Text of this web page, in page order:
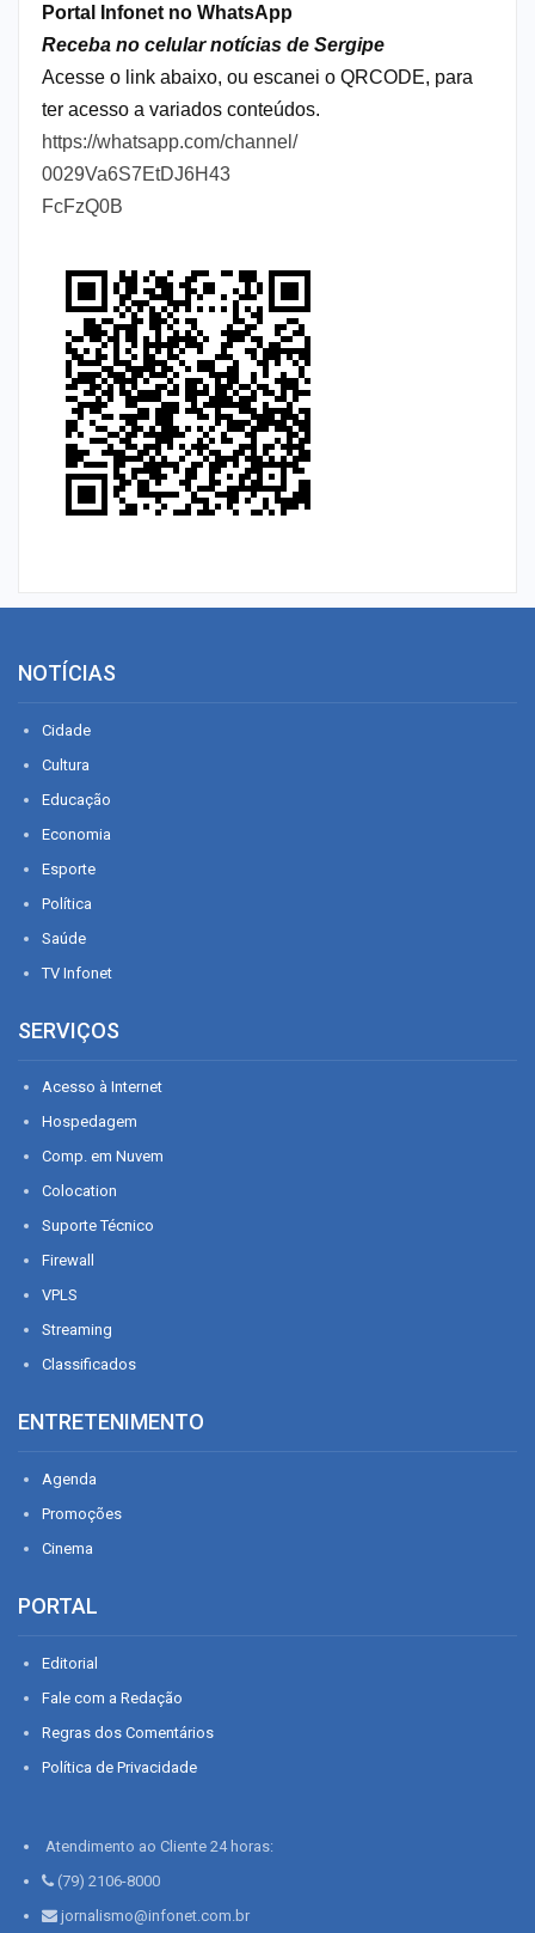
Portal Infonet no WhatsApp
Receba no celular notícias de Sergipe
Acesse o link abaixo, ou escanei o QRCODE, para
ter acesso a variados conteúdos.
https://whatsapp.com/channel/
0029Va6S7EtDJ6H43
FcFzQ0B
NOTÍCIAS
Cidade
Cultura
Educação
Economia
Esporte
Política
Saúde
TV Infonet
SERVIÇOS
Acesso à Internet
Hospedagem
Comp. em Nuvem
Colocation
Suporte Técnico
Firewall
VPLS
Streaming
Classificados
ENTRETENIMENTO
Agenda
Promoções
Cinema
PORTAL
Editorial
Fale com a Redação
Regras dos Comentários
Política de Privacidade
Atendimento ao Cliente 24 horas:
(79) 2106-8000
jornalismo@infonet.com.br